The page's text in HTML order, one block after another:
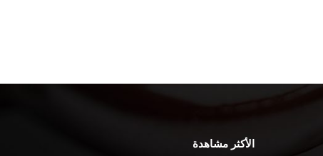
الأكثر مشاهدة